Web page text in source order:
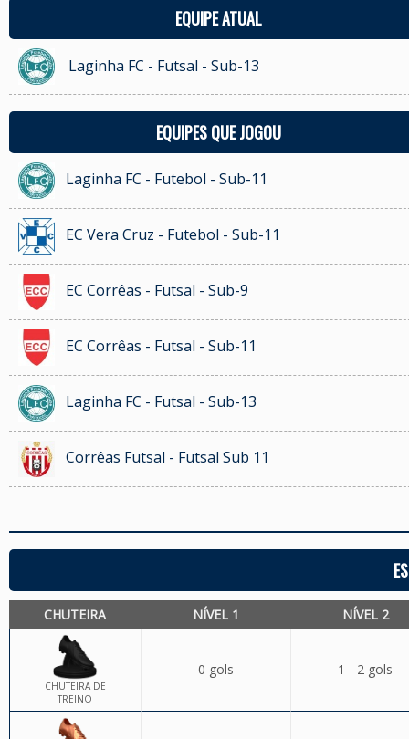
EQUIPE ATUAL
Laginha FC - Futsal - Sub-13
EQUIPES QUE JOGOU
Laginha FC - Futebol - Sub-11
EC Vera Cruz - Futebol - Sub-11
EC Corrêas - Futsal - Sub-9
EC Corrêas - Futsal - Sub-11
Laginha FC - Futsal - Sub-13
Corrêas Futsal - Futsal Sub 11
CHUTEIRA NÍVEL 1 NÍVEL 2
CHUTEIRA DE
TREINO
0 gols 1 - 2 gols